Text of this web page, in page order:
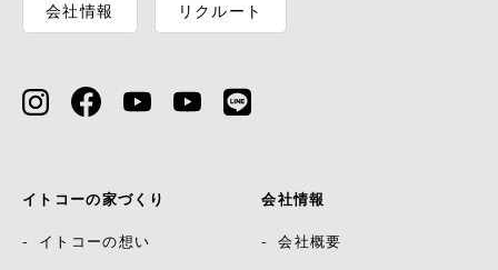
会社情報 リクルート
イトコーの家づくり
イトコーの想い
会社情報
会社概要